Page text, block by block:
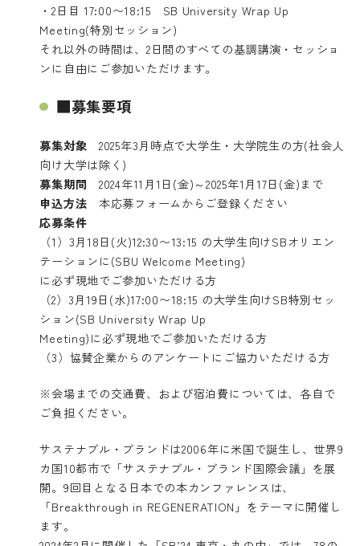
・2日目 17:00〜18:15 SB University Wrap Up
Meeting(特別セッション)
それ以外の時間は、2日間のすべての基調講演・セッショ
ンに自由にご参加いただけます。
■募集要項
募集対象 2025年3月時点で大学生・大学院生の方(社会人
向け大学は除く)
募集期間 2024年11月1日(金)～2025年1月17日(金)まで
申込方法
本応募フォームからご登録ください
応募条件
（1）3月18日(火)12:30〜13:15 の大学生向けSBオリエン
テーションに(SBU Welcome Meeting)
に必ず現地でご参加いただける方
（2）3月19日(水)17:00〜18:15 の大学生向けSB特別セッ
ション(SB University Wrap Up
Meeting)に必ず現地でご参加いただける方
（3）協賛企業からのアンケートにご協力いただける方
※会場までの交通費、および宿泊費については、各自で
ご負担ください。
サステナブル・ブランドは2006年に米国で誕生し、世界9
カ国10都市で「サステナブル・ブランド国際会議」を展
開。9回目となる日本での本カンファレンスは、
「Breakthrough in REGENERATION」をテーマに開催し
ます。